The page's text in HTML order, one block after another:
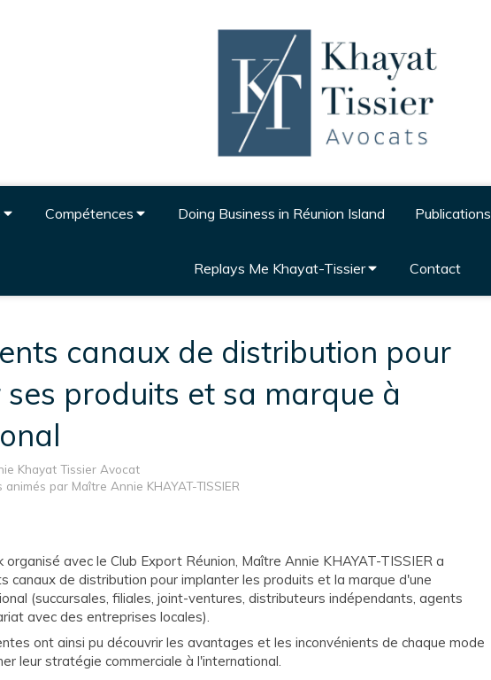
Compétences Doing Business in Réunion Island Publications
Replays Me Khayat-Tissier Contact
canaux de distribution pour
produits et sa marque à
Khayat Tissier Avocat
par Maître Annie KHAYAT-TISSIER
avec le Club Export Réunion, Maître Annie KHAYAT-TISSIER a
canaux de distribution pour implanter les produits et la marque d'une
(succursales, filiales, joint-ventures, distributeurs indépendants, agents
avec des entreprises locales).
ont ainsi pu découvrir les avantages et les inconvénients de chaque mode
leur stratégie commerciale à l'international.